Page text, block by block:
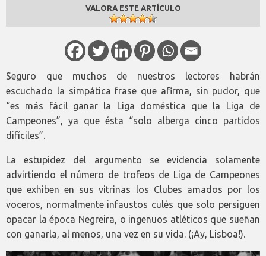
VALORA ESTE ARTÍCULO
Seguro que muchos de nuestros lectores habrán
escuchado la simpática frase que afirma, sin pudor, que
“es más fácil ganar la Liga doméstica que la Liga de
Campeones”, ya que ésta “solo alberga cinco partidos
difíciles”.
La estupidez del argumento se evidencia solamente
advirtiendo el número de trofeos de Liga de Campeones
que exhiben en sus vitrinas los Clubes amados por los
voceros, normalmente infaustos culés que solo persiguen
opacar la época Negreira, o ingenuos atléticos que sueñan
con ganarla, al menos, una vez en su vida. (¡Ay, Lisboa!).